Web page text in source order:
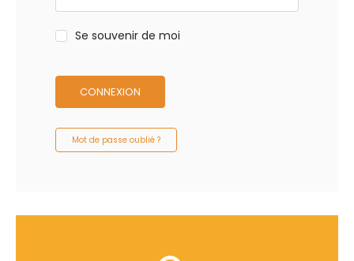
Se souvenir de moi
CONNEXION
Mot de passe oublié ?